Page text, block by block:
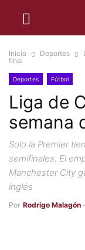
Inicio Deportes
final
Deportes Fútbol
Liga de
semana
Solo la Premier
semifinales. El
Manchester City
inglés
Por Rodrigo Malagón -